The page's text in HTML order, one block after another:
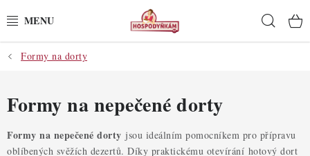
na
POTŘEBY
POMŮCKY
SUROVINY
Formy na dorty
Formy na nepečené dorty
Formy na nepečené dorty jsou ideálním pomocníkem pro přípravu
oblíbených svěžích dezertů. Díky praktickému otevírání hotový dort